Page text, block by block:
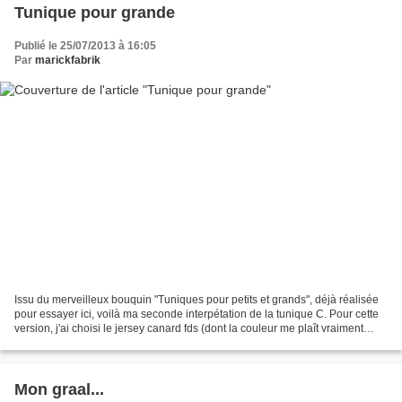
Tunique pour grande
Publié le 25/07/2013 à 16:05
Par marickfabrik
Issu du merveilleux bouquin "Tuniques pour petits et grands", déjà réalisée
pour essayer ici, voilà ma seconde interpétation de la tunique C. Pour cette
version, j'ai choisi le jersey canard fds (dont la couleur me plaît vraiment
Mon graal...